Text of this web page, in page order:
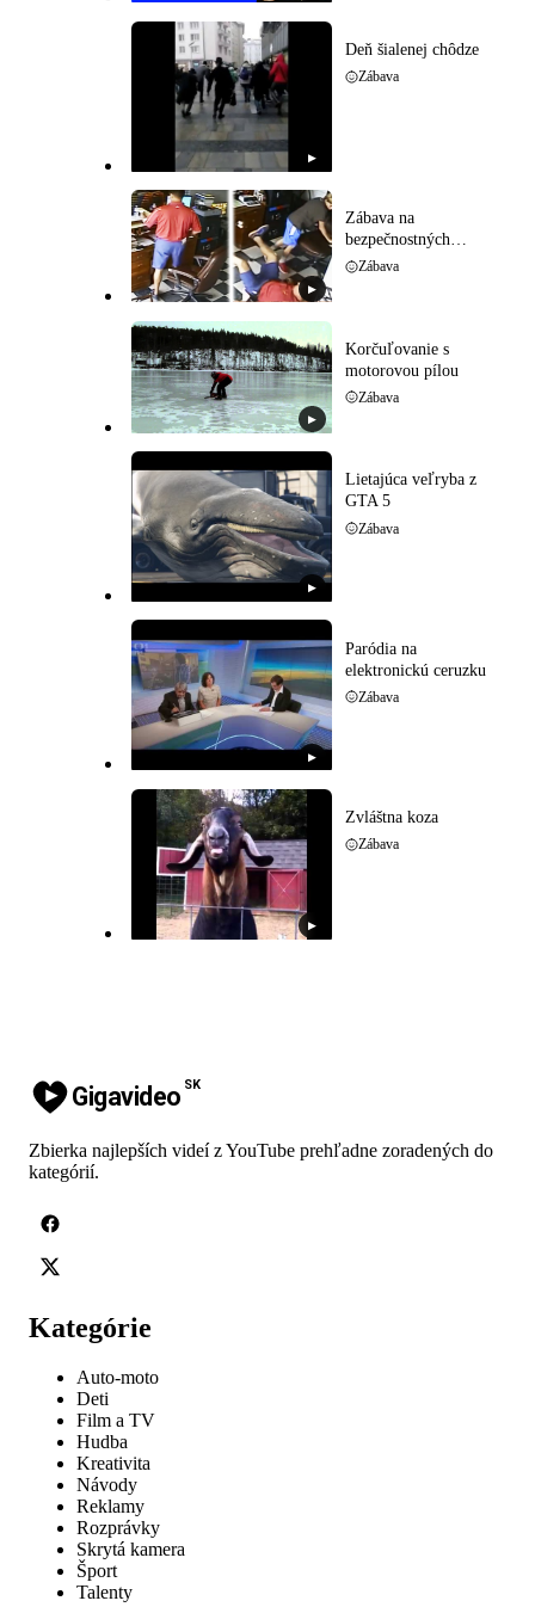
▶
Deň šialenej chôdze
Zábava
▶
Zábava na
bezpečnostných
kamerách
Zábava
▶
Korčuľovanie s
motorovou pílou
Zábava
▶
Lietajúca veľryba z
GTA 5
Zábava
▶
Paródia na
elektronickú ceruzku
Zábava
▶
Zvláštna koza
Zábava
Gigavideo SK
Zbierka najlepších videí z YouTube prehľadne zoradených do
kategórií.
Kategórie
Auto-moto
Deti
Film a TV
Hudba
Kreativita
Návody
Reklamy
Rozprávky
Skrytá kamera
Šport
Talenty